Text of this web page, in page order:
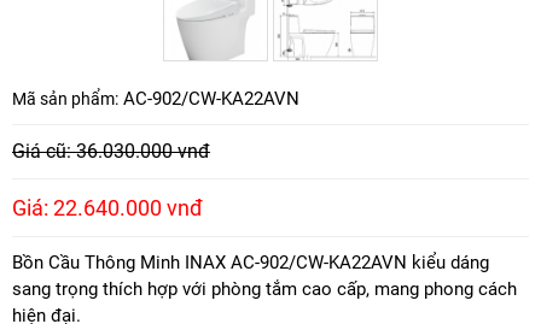
Mã sản phẩm: AC-902/CW-KA22AVN
Giá cũ: 36.030.000 vnđ
Giá: 22.640.000 vnđ
Bồn Cầu Thông Minh INAX AC-902/CW-KA22AVN kiểu dáng
sang trọng thích hợp với phòng tắm cao cấp, mang phong cách
hiện đại.